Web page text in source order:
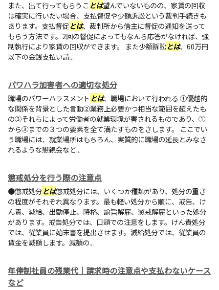
また、出て行ってもらうことは望んでいないものの、家賃の回収
は確実に行いたい場合、支払督促や少額訴訟という裁判手続きも
あります。支払督促とは、裁判所から借主に督促の通知を送って
もらう方法です。2回の督促によってもなんら応答がなければ、強
制執行により家賃の回収ができます。 また少額訴訟とは、60万円
以下の金銭支払い請...
パワハラ加害者への適切な処分
職場のパワーハラスメント とは、職場において行われる ①優越的
な関係を背景とした言動②業務上必要かつ相当な範囲を超えたも
の③それらによって労働者の就業環境が害されるものであり、①
から③までの３つの要素を全て満たすものをさします。 ここでい
う職場には、就業場所はもちろん、実質的に職場の延長とみなさ
れるような懇親会など...
懲戒処分を行う際の注意点
●懲戒処分とは懲戒処分には、いくつか種類があり、処分の重さ
の程度がそれぞれ異なります。最も軽い処分から順に、戒告、け
ん責、減給、出勤停止、降格、諭旨解雇、懲戒解雇といった処分
があります。戒告処分では、口頭での注意をします。けん責処分
では、従業員に始末書を提出させます。減給処分では、従業員の
賃金を減額します。減額の...
年俸制社員の残業代｜請求時の注意点や支払わないケース
など